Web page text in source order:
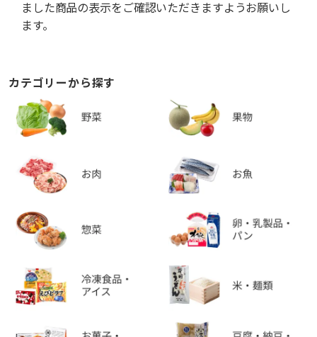
ました商品の表示をご確認いただきますようお願いし
ます。
カテゴリーから探す